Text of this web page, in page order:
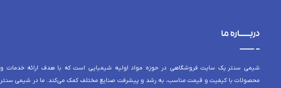
دربــــاره ما
شیمی سنتر یک سایت فروشگاهی در حوزه مواد اولیه شیمیایی است که با هدف ارائه خدمات و
محصولات با کیفیت و قیمت مناسب، به رشد و پیشرفت صنایع مختلف کمک می‌کند. ما در شیمی سنتر